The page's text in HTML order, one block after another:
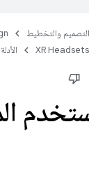
التصميم والتخطيط
XR
الأدلة